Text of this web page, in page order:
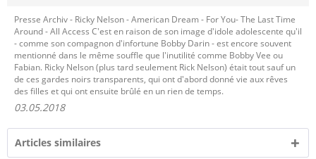
Presse Archiv - Ricky Nelson - American Dream - For You- The Last Time
Around - All Access C'est en raison de son image d'idole adolescente qu'il
- comme son compagnon d'infortune Bobby Darin - est encore souvent
mentionné dans le même souffle que l'inutilité comme Bobby Vee ou
Fabian. Ricky Nelson (plus tard seulement Rick Nelson) était tout sauf un
de ces gardes noirs transparents, qui ont d'abord donné vie aux rêves
des filles et qui ont ensuite brûlé en un rien de temps.
03.05.2018
Articles similaires